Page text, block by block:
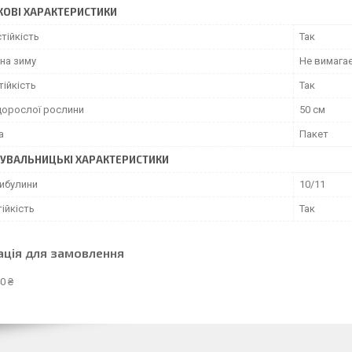
ХАРАКТЕРИСТИКИ
Так
зиму Не
Так
рослини 50 см
Пакет
ХАРАКТЕРИСТИКИ
10/11
Так
для замовлення
₴